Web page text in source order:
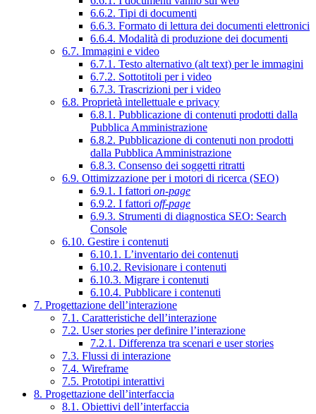
6.6.2. Tipi di documenti
6.6.3. Formato di lettura dei documenti elettronici
6.6.4. Modalità di produzione dei documenti
6.7. Immagini e video
6.7.1. Testo alternativo (alt text) per le immagini
6.7.2. Sottotitoli per i video
6.7.3. Trascrizioni per i video
6.8. Proprietà intellettuale e privacy
6.8.1. Pubblicazione di contenuti prodotti dalla
Pubblica Amministrazione
6.8.2. Pubblicazione di contenuti non prodotti
dalla Pubblica Amministrazione
6.8.3. Consenso dei soggetti ritratti
6.9. Ottimizzazione per i motori di ricerca (SEO)
6.9.1. I fattori on-page
6.9.2. I fattori off-page
6.9.3. Strumenti di diagnostica SEO: Search
Console
6.10. Gestire i contenuti
6.10.1. L’inventario dei contenuti
6.10.2. Revisionare i contenuti
6.10.3. Migrare i contenuti
6.10.4. Pubblicare i contenuti
7. Progettazione dell’interazione
7.1. Caratteristiche dell’interazione
7.2. User stories per definire l’interazione
7.2.1. Differenza tra scenari e user stories
7.3. Flussi di interazione
7.4. Wireframe
7.5. Prototipi interattivi
8. Progettazione dell’interfaccia
8.1. Obiettivi dell’interfaccia